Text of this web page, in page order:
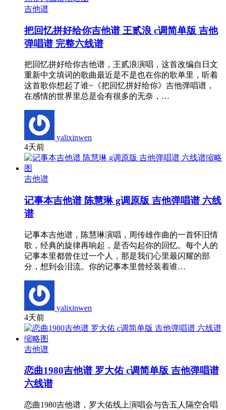
吉他谱
把回忆拼好给你吉他谱 王贰浪 c调简单版 吉他
弹唱谱 完整六线谱
把回忆拼好给你吉他谱，王贰浪演唱，这首改编自日文
重新中文填词的歌曲最近是不是也在你的歌单里，听着
这首歌你想起了谁~《把回忆拼好给你》吉他弹唱谱，
在感情的世界里总是会有很多的无奈，…
yalixinwen
4天前
吉他谱
记事本吉他谱 陈慧琳 g调原版 吉他弹唱谱 六线
谱
记事本吉他谱，陈慧琳演唱，周传雄作曲的一首怀旧情
歌，经典的旋律再响起，是否勾起你的回忆。每个人的
记事本里都曾住过一个人，那是我们心里最闪耀的部
分，想到会泪流。你的记事本里曾经装着谁…
yalixinwen
4天前
吉他谱
恋曲1980吉他谱 罗大佑 c调简单版 吉他弹唱谱
六线谱
恋曲1980吉他谱，罗大佑线上演唱会与告五人隔空合唱